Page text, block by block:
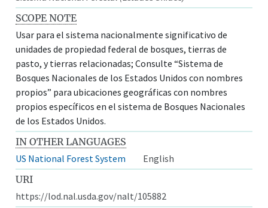
SCOPE NOTE
Usar para el sistema nacionalmente significativo de
unidades de propiedad federal de bosques, tierras de
pasto, y tierras relacionadas; Consulte “Sistema de
Bosques Nacionales de los Estados Unidos con nombres
propios” para ubicaciones geográficas con nombres
propios específicos en el sistema de Bosques Nacionales
de los Estados Unidos.
IN OTHER LANGUAGES
US National Forest System
English
URI
https://lod.nal.usda.gov/nalt/105882